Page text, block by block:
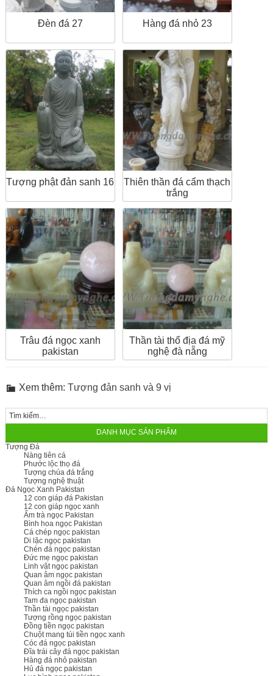
Đèn đá 27 Hàng đá nhỏ 23
Tượng phật đản sanh 16
Thiên thần đá cẩm thạch
trắng
Trâu đá ngọc xanh
pakistan
Thần tài thổ địa đá mỹ
nghệ đà nẵng
Xem thêm: Tượng đản sanh và 9 vị
DANH MỤC SẢN PHẨM
Tượng Đá
Nàng tiên cá
Phước lộc thọ đá
Tượng chúa đá trắng
Tượng nghệ thuật
Đá Ngọc Xanh Pakistan
12 con giáp đá Pakistan
12 con giáp ngọc xanh
Ấm trà ngọc Pakistan
Bình hoa ngọc Pakistan
Cá chép ngọc pakistan
Di lặc ngọc pakistan
Chén đá ngọc pakistan
Đức mẹ ngọc pakistan
Linh vật ngọc pakistan
Quan âm ngọc pakistan
Quan âm ngồi đá pakistan
Thích ca ngồi ngọc pakistan
Tam đa ngọc pakistan
Thần tài ngọc pakistan
Tượng rồng ngọc pakistan
Đồng tiền ngọc pakistan
Chuột mang túi tiền ngọc xanh
Cóc đá ngọc pakistan
Đĩa trái cây đá ngọc pakistan
Hàng đá nhỏ pakistan
Hủ đá ngọc pakistan